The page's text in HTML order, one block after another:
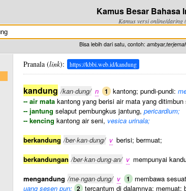
Kamus Besar Bahasa
Kamus versi online/daring
Bisa lebih dari satu, contoh:
Pranala (link): https://kbbi.web.id/kandung
kandung /kan·dung/ n 1 kantong; pundi-pundi:
-- air mata kantong yang berisi air mata yang
-- jantung selaput pembungkus jantung, pericardium;
-- kencing kantong air seni, vesica urinala;
berkandung /ber·kan·dung/ v berisi; bermuat;
berkandungan /ber·kan·dung·an/ v mempunyai
mengandung /me·ngan·dung/ v 1 membawa
uang sesen pun; 2 tercantum di dalamnya; memuat;